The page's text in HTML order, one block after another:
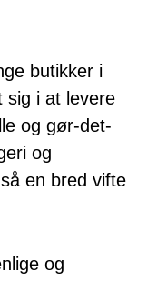
butikker i
sig i at levere
og gør-det-
og
en bred vifte
og